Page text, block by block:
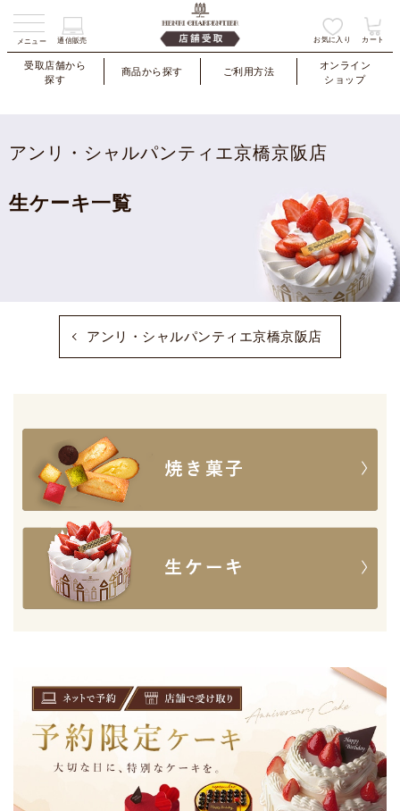
メニュー 通信販売 お気に入り カート
受取店舗から
探す
商品から探す ご利用方法
オンライン
ショップ
アンリ・シャルパンティエ京橋京阪店
生ケーキ一覧
アンリ・シャルパンティエ京橋京阪店